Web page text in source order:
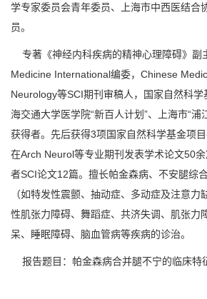
学专家委员会青年委员、上海市中西医结合
员。
专著《神经内科疾病的精神心理障碍》副
Medicine International编委，Chinese
Neurology等SCI期刊审稿人，国家自然科
海交通大学医学院“新百人计划”、上海市“浦
获得者。先后获得3项国家自然科学基金项目
在Arch Neurol等专业期刊发表学术论文50
者SCI论文12篇。擅长帕金森病、不安腿综
（如特发性震颤、抽动症、多动症及注意力
性肌张力障碍、舞蹈症、共济失调、肌张力
呆、睡眠障碍、脑血管病等疾病的诊治。
报告题目：帕金森病合并腿不宁的临床特